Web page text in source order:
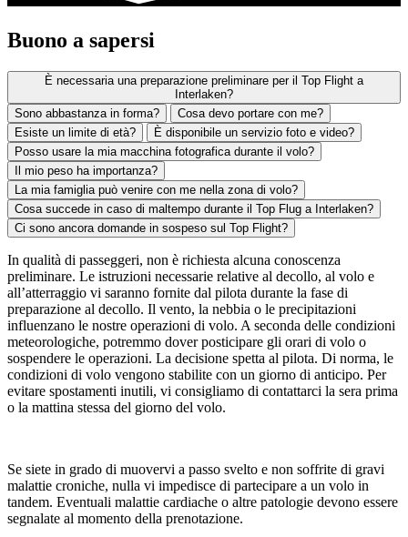
Buono a sapersi
È necessaria una preparazione preliminare per il Top Flight a
Interlaken?
Sono abbastanza in forma?
Cosa devo portare con me?
Esiste un limite di età?
È disponibile un servizio foto e video?
Posso usare la mia macchina fotografica durante il volo?
Il mio peso ha importanza?
La mia famiglia può venire con me nella zona di volo?
Cosa succede in caso di maltempo durante il Top Flug a Interlaken?
Ci sono ancora domande in sospeso sul Top Flight?
In qualità di passeggeri, non è richiesta alcuna conoscenza
preliminare. Le istruzioni necessarie relative al decollo, al volo e
all’atterraggio vi saranno fornite dal pilota durante la fase di
preparazione al decollo. Il vento, la nebbia o le precipitazioni
influenzano le nostre operazioni di volo. A seconda delle condizioni
meteorologiche, potremmo dover posticipare gli orari di volo o
sospendere le operazioni. La decisione spetta al pilota. Di norma, le
condizioni di volo vengono stabilite con un giorno di anticipo. Per
evitare spostamenti inutili, vi consigliamo di contattarci la sera prima
o la mattina stessa del giorno del volo.
Se siete in grado di muovervi a passo svelto e non soffrite di gravi
malattie croniche, nulla vi impedisce di partecipare a un volo in
tandem. Eventuali malattie cardiache o altre patologie devono essere
segnalate al momento della prenotazione.